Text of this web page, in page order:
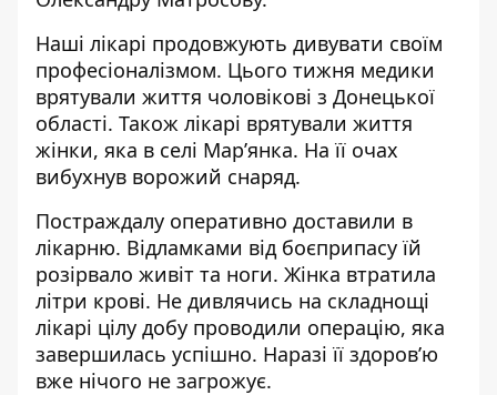
Наші лікарі продовжують дивувати своїм
професіоналізмом. Цього тижня медики
врятували життя чоловікові з Донецької
області. Також лікарі врятували життя
жінки, яка в селі Мар’янка. На її очах
вибухнув ворожий снаряд.
Постраждалу оперативно доставили в
лікарню. Відламками від боєприпасу їй
розірвало живіт та ноги. Жінка втратила
літри крові. Не дивлячись на складнощі
лікарі цілу добу проводили операцію, яка
завершилась успішно. Наразі її здоров’ю
вже нічого не загрожує.